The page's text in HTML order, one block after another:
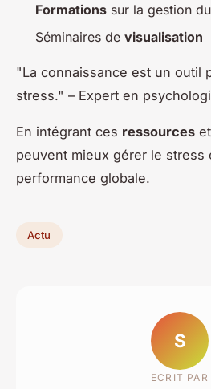
Formations sur la gestion
Séminaires de visualisation
"La connaissance est un outil
stress." – Expert en
En intégrant ces ressources et
peuvent mieux gérer le stress
performance globale.
Actu
S
ECRIT PAR